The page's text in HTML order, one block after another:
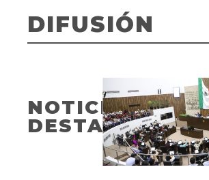
DIFUSIÓN
NOTICIAS
DESTACADAS